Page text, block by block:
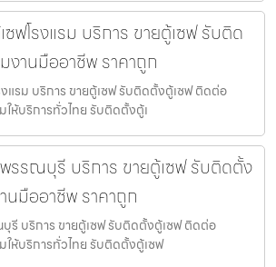
ฟโรงแรม บริการ ขายตู้เซฟ รับติด
งานมืออาชีพ ราคาถูก
แรม บริการ ขายตู้เซฟ รับติดตั้งตู้เซฟ ติดต่อ
ห้บริการทั่วไทย รับติดตั้งตู้เ
รรณบุรี บริการ ขายตู้เซฟ รับติดตั้ง
มืออาชีพ ราคาถูก
รี บริการ ขายตู้เซฟ รับติดตั้งตู้เซฟ ติดต่อ
ห้บริการทั่วไทย รับติดตั้งตู้เซฟ